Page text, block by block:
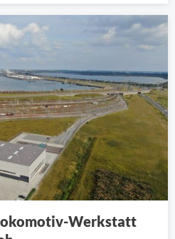
Werkstatt